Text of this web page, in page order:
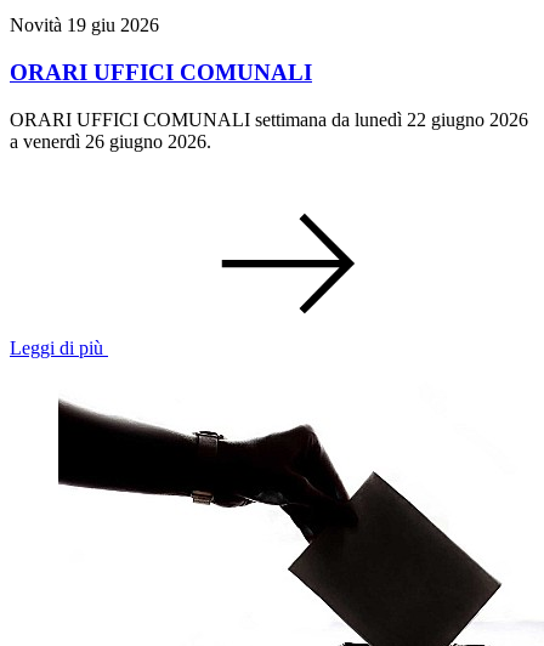
Novità 19 giu 2026
ORARI UFFICI COMUNALI
ORARI UFFICI COMUNALI settimana da lunedì 22 giugno 2026
a venerdì 26 giugno 2026.
Leggi di più